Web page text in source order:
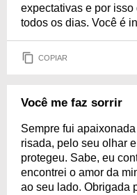
expectativas e por
todos os dias. Você é
COPIAR
Você me faz sorrir
Sempre fui
risada, pelo seu olhar
protegeu. Sabe, eu
encontrei o amor da
ao seu lado. Obrigada